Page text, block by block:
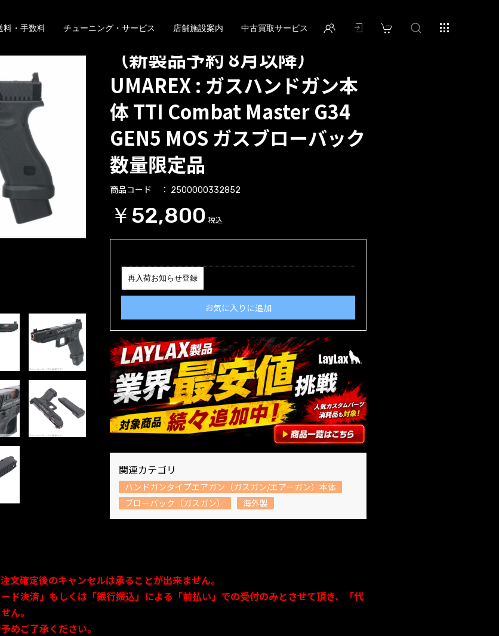
料・手数料 チューニング・サービス 店舗施設案内 中古買取サービス
（新製品予約 8月以降）
UMAREX : ガスハンドガン本
体 TTI Combat Master G34
GEN5 MOS ガスブローバック
数量限定品
商品コード 2500000332852
￥52,800 税込
再入荷お知らせ登録
お気に入りに追加
関連カテゴリ
ハンドガンタイプエアガン（ガスガン/エアーガン）本体
ブローバック（ガスガン）
海外製
文確定後のキャンセルは承ることが出来ません。
ド決済」もしくは「銀行振込」による「前払い」での受付のみとさせて頂き、「代
ん。
めご了承ください。